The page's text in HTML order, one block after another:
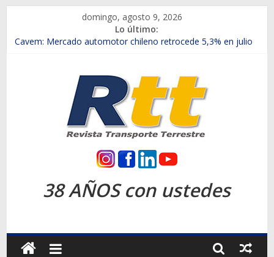
contenido
domingo, agosto 9, 2026
Lo último:
Chile es el primer mercado internacional en lanzar la nueva
Salfa suma vehículos electrificados de Chevrolet en el Biobío
Samex amplía su red con nuevas sucursales en Rancagua y
SINOTRUK Pick-ups presentó la recién estrenada Bolden en
la Expo Compras Públicas 2026
Revista
Transporte
38 AÑOS con ustedes